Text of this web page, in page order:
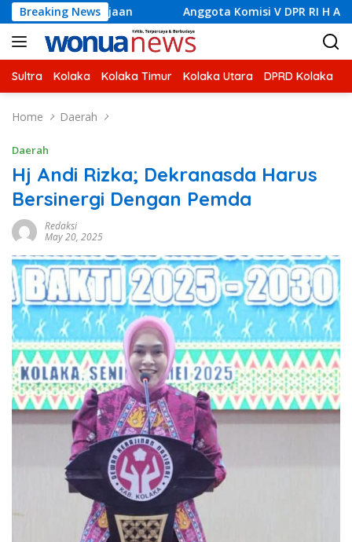
Skip
to
content
Breaking NewsAnggota Komisi V DPR RI H Ahmad Safei
Sultra Kolaka Kolaka Timur Kolaka Utara DPRD Kolaka
Home Daerah
Daerah
Hj Andi Rizka; Dekranasda Harus
Bersinergi Dengan Pemda
Redaksi
May 20, 2025